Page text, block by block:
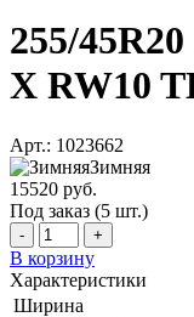
255/
X RW10
Арт.: 1023662
Зимняя
15520 руб.
Под заказ (5 шт.)
- +
В корзину
Характеристики
Ширина